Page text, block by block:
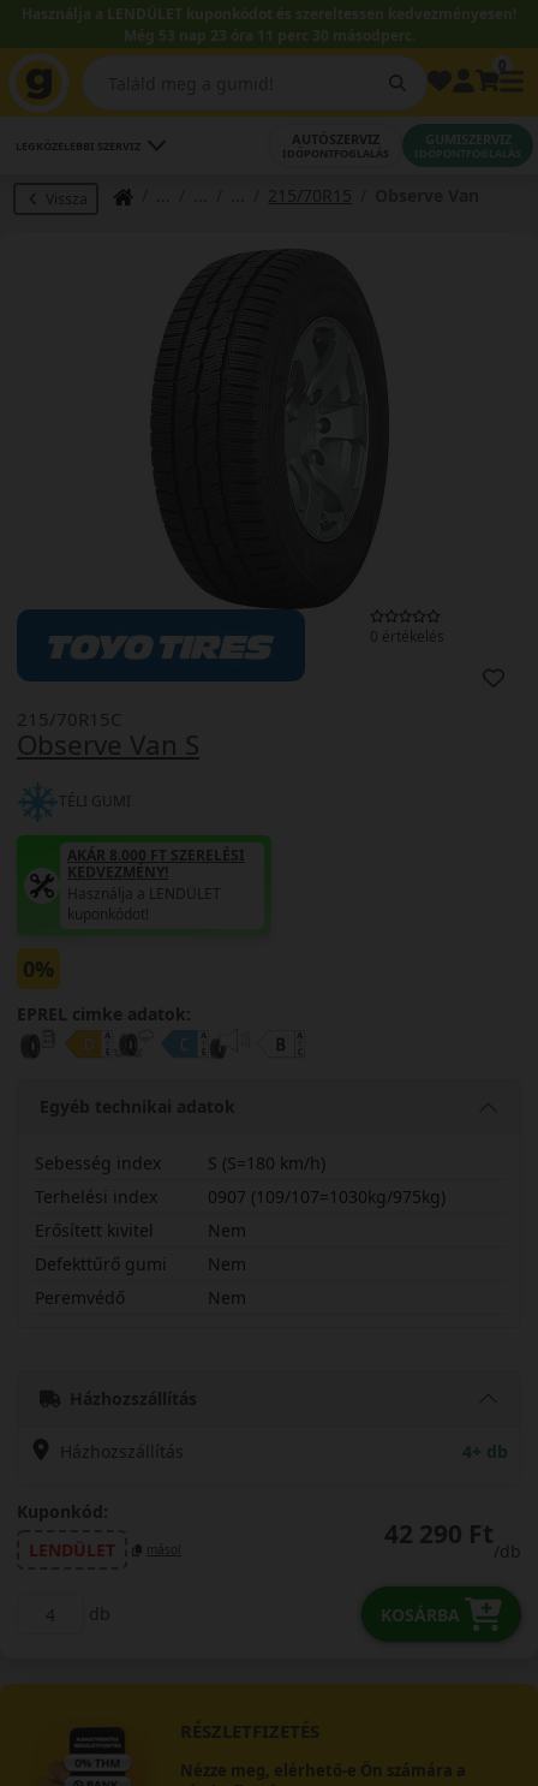
Használja a LENDÜLET kuponkódot és szereltessen kedvezményesen!
Még 53 nap 23 óra 11 perc 29 másodperc.
LEGKÖZELEBBI SZERVIZ AUTÓSZERVIZ
IDŐPONTFOGLALÁS
GUMISZERVIZ
IDŐPONTFOGLALÁS
Vissza 215/70R15
0 értékelés
Observe Van S
215/70R15C
TÉLI GUMI
AKÁR 8.000 FT SZERELÉSI
KEDVEZMÉNY!
Használja a LENDÜLET
kuponkódot!
0%
EPREL cimke adatok:
Egyéb technikai adatok
Sebesség index
S (S=180 km/h)
Terhelési index
0907 (109/107=1030kg/975kg)
Erősített kivitel
Nem
Defekttűrő gumi
Nem
Peremvédő
Nem
Házhozszállítás
Házhozszállítás 4+ db
Kuponkód:
LENDÜLET
másol 42 290 Ft
/db
db KOSÁRBA
RÉSZLETFIZETÉS
Nézze meg, elérhető-e Ön számára a